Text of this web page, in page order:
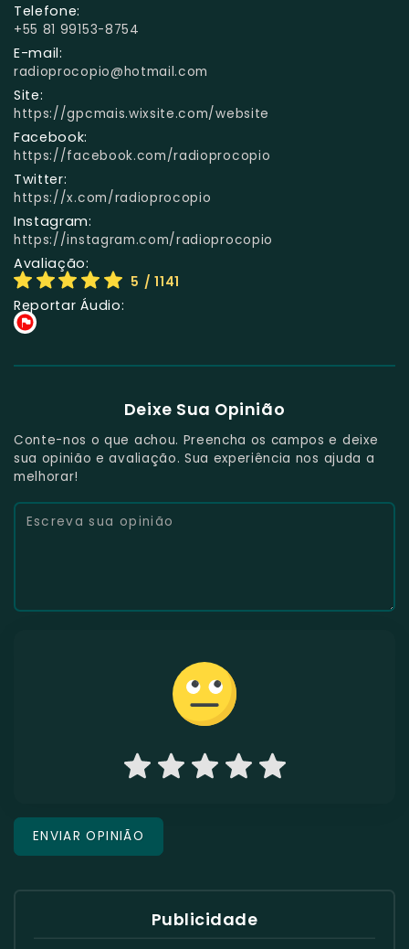
Telefone:
+55 81 99153-8754
E-mail:
radioprocopio@hotmail.com
Site:
https://gpcmais.wixsite.com/website
Facebook:
https://facebook.com/radioprocopio
Twitter:
https://x.com/radioprocopio
Instagram:
https://instagram.com/radioprocopio
Avaliação:
5 / 1141
Reportar Áudio:
Deixe Sua Opinião
Conte-nos o que achou. Preencha os campos e deixe
sua opinião e avaliação. Sua experiência nos ajuda a
melhorar!
Publicidade